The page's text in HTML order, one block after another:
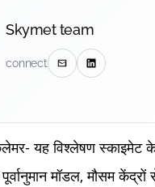
Skymet team
connect
यह विश्लेषण स्काइमेट
मॉडल, मौसम केंद्रों